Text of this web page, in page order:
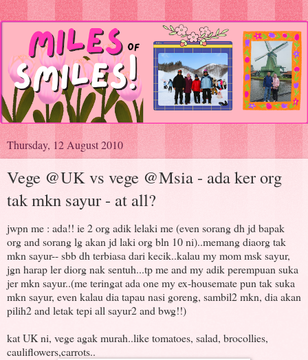
Thursday, 12 August 2010
Vege @UK vs vege @Msia - ada ker org
tak mkn sayur - at all?
jwpn me : ada!! ie 2 org adik lelaki me (even sorang dh jd bapak
org and sorang lg akan jd laki org bln 10 ni)..memang diaorg tak
mkn sayur-- sbb dh terbiasa dari kecik..kalau my mom msk sayur,
jgn harap ler diorg nak sentuh...tp me and my adik perempuan suka
jer mkn sayur..(me teringat ada one my ex-housemate pun tak suka
mkn sayur, even kalau dia tapau nasi goreng, sambil2 mkn, dia akan
pilih2 and letak tepi all sayur2 and bwg!!)
kat UK ni, vege agak murah..like tomatoes, salad, brocollies,
cauliflowers,carrots..